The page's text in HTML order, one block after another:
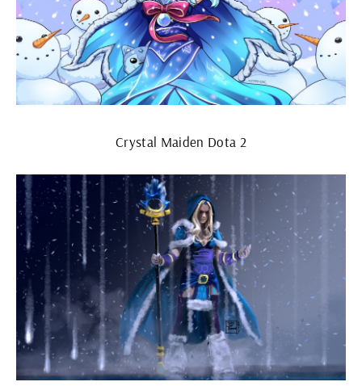
Crystal Maiden Dota 2